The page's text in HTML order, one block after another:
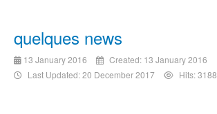
quelques news
13 January 2016
Created: 13 January 2016
Last Updated: 20 December 2017
Hits: 3188